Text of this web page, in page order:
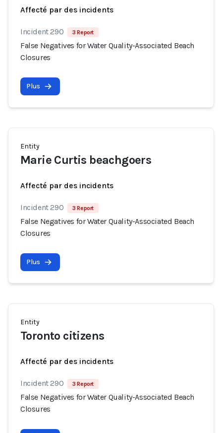
Affecté par des incidents
Incident 290 3 Report
False Negatives for Water Quality-Associated Beach
Closures
Plus
Entity
Marie Curtis beachgoers
Affecté par des incidents
Incident 290 3 Report
False Negatives for Water Quality-Associated Beach
Closures
Plus
Entity
Toronto citizens
Affecté par des incidents
Incident 290 3 Report
False Negatives for Water Quality-Associated Beach
Closures